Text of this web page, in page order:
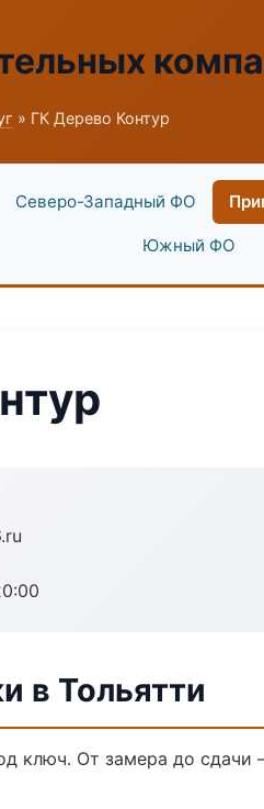
» ГК Дерево Контур
Северо-Западный ФО
Южный ФО
в Тольятти
ключ. От замера до